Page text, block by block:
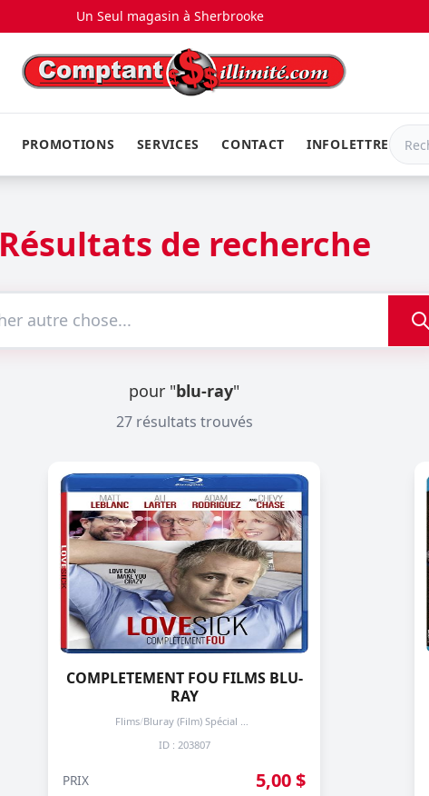
Un Seul magasin à Sherbrooke
PROMOTIONS SERVICES CONTACT INFOLETTRE
Résultats de recherche
pour "blu-ray"
27 résultats trouvés
COMPLETEMENT FOU FILMS BLU-
RAY
Flims/
ID : 203807
PRIX 5,00 $